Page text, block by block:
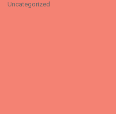
Uncategorized